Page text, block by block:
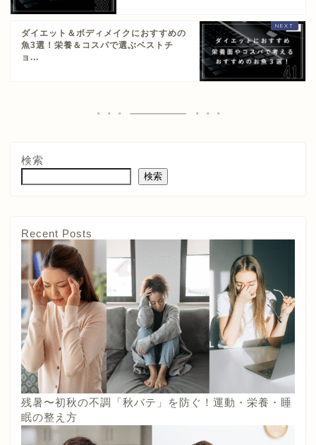
ダイエット＆ボディメイクにおすすめの
魚3選！栄養＆コスパで選ぶベストチ
ョ...
検索
検索
Recent Posts
残暑〜初秋の不調「秋バテ」を防ぐ！運動・栄養・睡
眠の整え方